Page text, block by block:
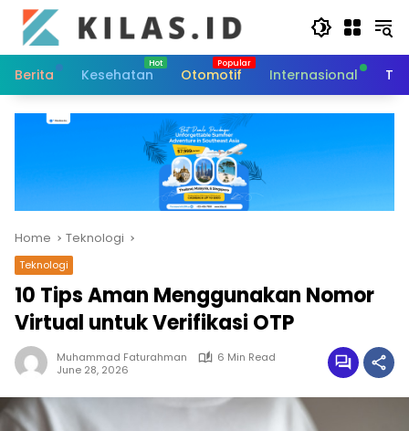
Skip
content
Berita
Kesehatan Otomotif Internasional
Home Teknologi
Teknologi
10 Tips Aman Menggunakan Nomor
Virtual untuk Verifikasi OTP
Muhammad Faturahman
6 Min Read
June 28, 2026